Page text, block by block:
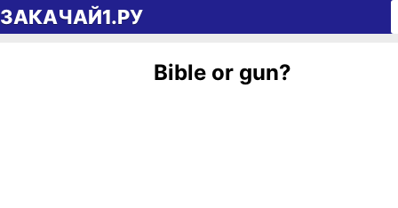
Перейти к содержимому
ЗАКАЧАЙ1.РУ
Bible or gun?